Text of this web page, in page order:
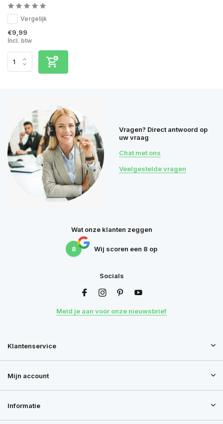
Vergelijk
€9,99
Incl. btw
Vragen? Direct antwoord op
uw vraag
Chat met ons
Veelgestelde vragen
Wat onze klanten zeggen
8 Wij scoren een 8 op
Socials
Meld je aan voor onze nieuwsbrief
Klantenservice
Mijn account
Informatie